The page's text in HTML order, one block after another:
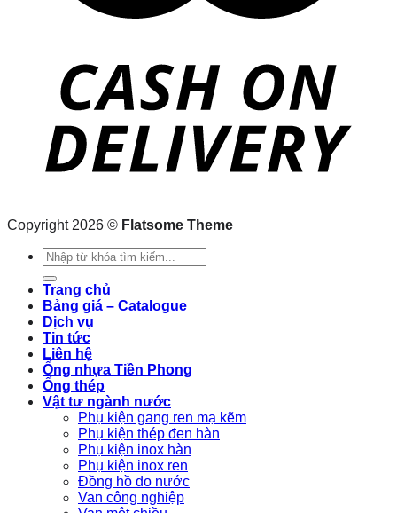
Copyright 2026 © Flatsome Theme
Search
for:
Trang chủ
Bảng giá – Catalogue
Dịch vụ
Tin tức
Liên hệ
Ống nhựa Tiền Phong
Ống thép
Vật tư ngành nước
Phụ kiện gang ren mạ kẽm
Phụ kiện thép đen hàn
Phụ kiện inox hàn
Phụ kiện inox ren
Đồng hồ đo nước
Van công nghiệp